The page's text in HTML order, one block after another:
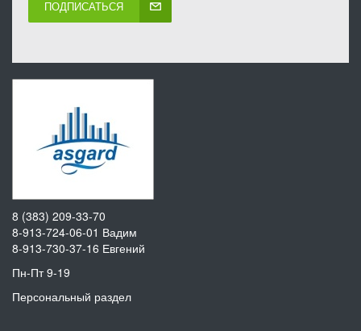
ПОДПИСАТЬСЯ
8 (383) 209-33-70
8-913-724-06-01 Вадим
8-913-730-37-16 Евгений
Пн-Пт 9-19
Персональный раздел